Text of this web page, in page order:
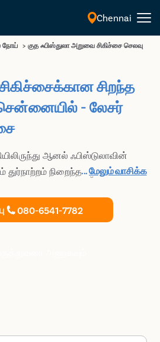
தமிழ்
Chennai
நோய் > குத ஃபிஸ்துலா அறுவை சிகிச்சை செலவு
சிறந்த
- லேசர்
ஆனல் ஃபிஸ்டுலாவின்
நிறைந்த சீழ்
தேடுகிறீர்களா? உங்கள்
விரிவான ஆலோசனை
...மேலும் வாசிக்க
080-6541-7782